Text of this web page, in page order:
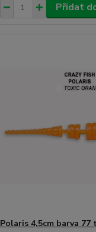
Přidat
Polaris 4,5cm barva